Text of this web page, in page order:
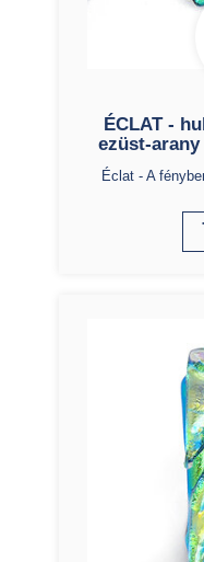
ÉCLAT -
ezüst-
Éclat - A